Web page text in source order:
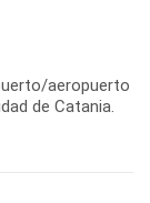
aeropuerto
de Catania.